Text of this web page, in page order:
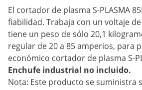
El cortador de plasma S-PLASMA
fiabilidad. Trabaja con un voltaje
tiene un peso de sólo 20,1
regular de 20 a 85 amperios, para
económico cortador de plasma S-
Enchufe industrial no incluido.
Nota: Este producto se suministra